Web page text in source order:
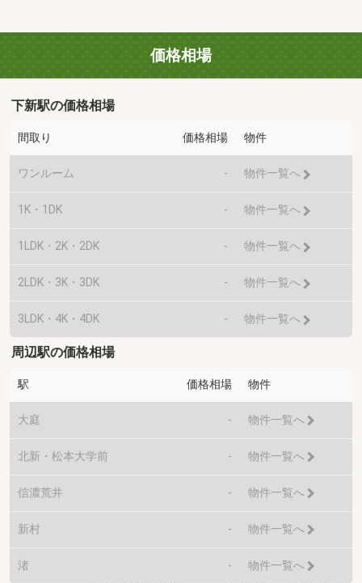
価格相場
下新駅の価格相場
間取り 価格相場 物件
ワンルーム - 物件一覧へ
1K・1DK - 物件一覧へ
1LDK・2K・2DK - 物件一覧へ
2LDK・3K・3DK - 物件一覧へ
3LDK・4K・4DK - 物件一覧へ
周辺駅の価格相場
駅 価格相場 物件
大庭 - 物件一覧へ
北新・松本大学前 - 物件一覧へ
信濃荒井 - 物件一覧へ
新村 - 物件一覧へ
渚 - 物件一覧へ